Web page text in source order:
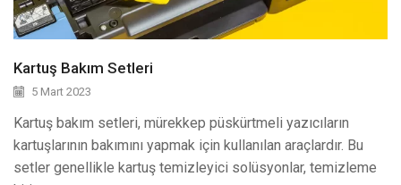
Kartuş Bakım Setleri
5 Mart 2023
Kartuş bakım setleri, mürekkep püskürtmeli yazıcıların
kartuşlarının bakımını yapmak için kullanılan araçlardır. Bu
setler genellikle kartuş temizleyici solüsyonlar, temizleme